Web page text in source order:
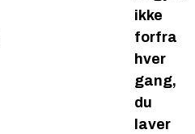
ikke
forfra
hver
gang,
du
laver